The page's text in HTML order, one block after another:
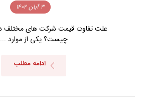
۳ آبان ۱۴۰۲
چیست؟ یکی از موارد ...
ادامه مطلب